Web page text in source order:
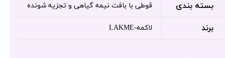
بسته بندی قوطی با بافت نیمه گیاهی و تجزیه شونده
برند لاکمه-LAKME